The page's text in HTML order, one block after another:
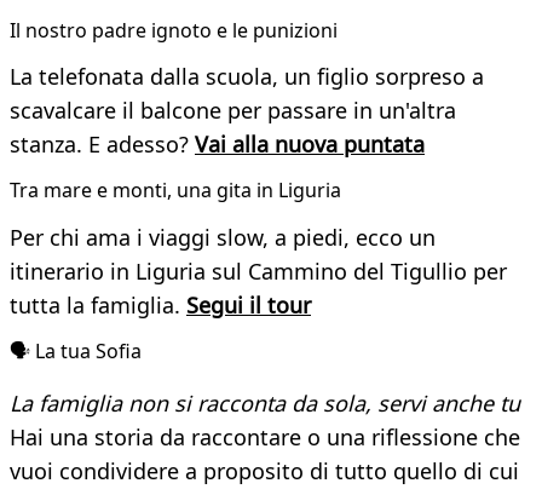
Il nostro padre ignoto e le punizioni
La telefonata dalla scuola, un figlio sorpreso a
scavalcare il balcone per passare in un'altra
stanza. E adesso? Vai alla nuova puntata
Tra mare e monti, una gita in Liguria
Per chi ama i viaggi slow, a piedi, ecco un
itinerario in Liguria sul Cammino del Tigullio per
tutta la famiglia. Segui il tour
🗣️ La tua Sofia
La famiglia non si racconta da sola, servi anche tu
Hai una storia da raccontare o una riflessione che
vuoi condividere a proposito di tutto quello di cui